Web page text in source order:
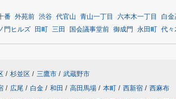
番 外苑前 渋谷 代官山 青山一丁目 六本木一丁目 白金
門ヒルズ 田町 三田 国会議事堂前 御成門 永田町 代々
/ 杉並区 / 三鷹市 / 武蔵野市
/ 広尾 / 白金 / 和田 / 高田馬場 / 本町 / 西新宿 / 西麻布